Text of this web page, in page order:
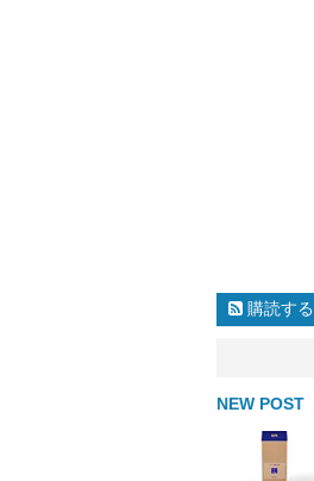
購読する
NEW POST